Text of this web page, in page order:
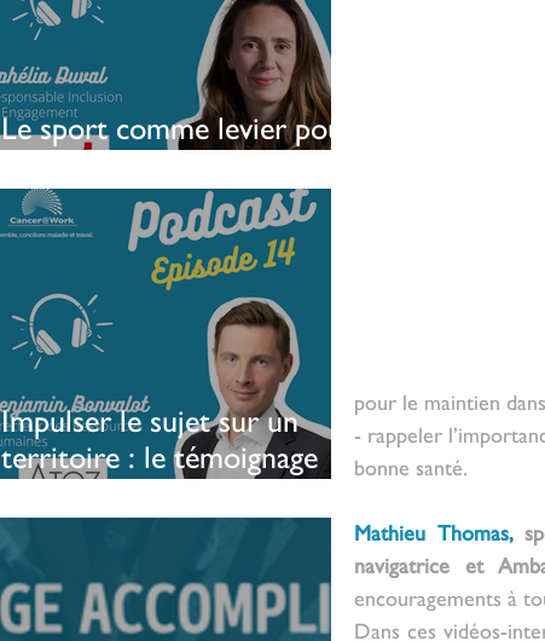
Le sport comme levier pour
Impulser le sujet sur un
territoire : le témoignage
luxembourgeoise
pour le maintien
- rappeler
bonne santé.
Mathieu Thomas,
navigatrice et
encouragements à
Dans ces vidéos-